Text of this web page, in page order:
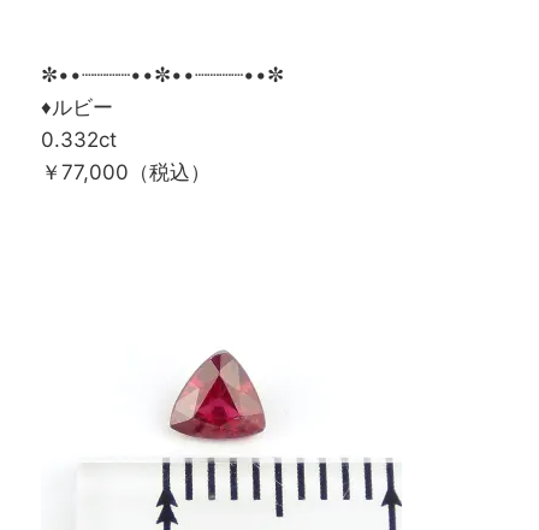
✼••┈┈┈┈••✼••┈┈┈┈••✼
♦ルビー
0.332ct
￥77,000（税込）